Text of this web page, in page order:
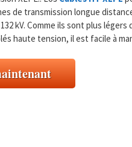
de transmission longue
kV. Comme ils sont plus légers
haute tension, il est facile à